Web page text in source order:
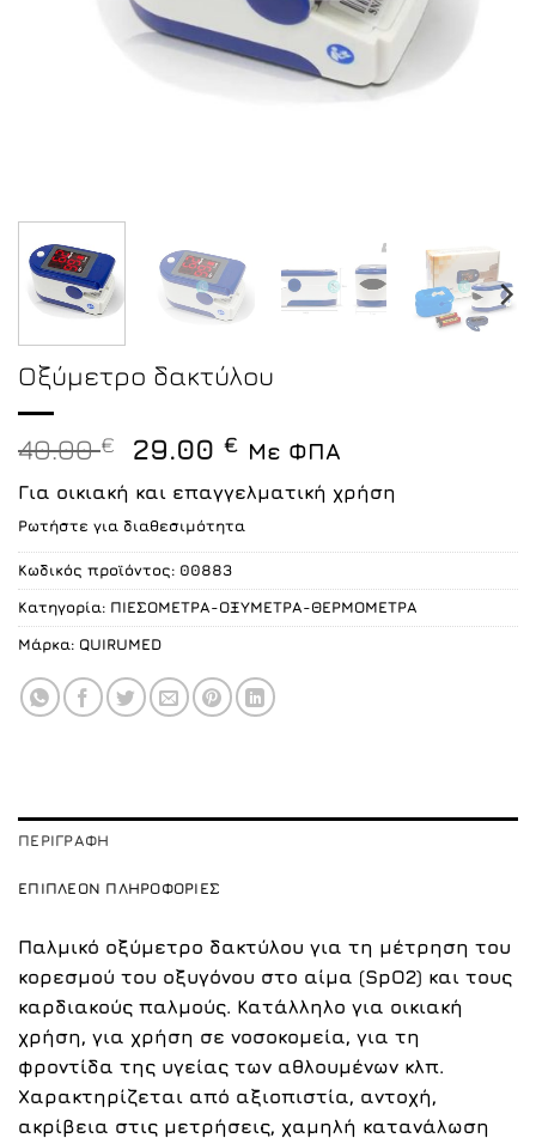
Οξύμετρο δακτύλου
40.00€
Original
was:
40.00 €.
29.00€Η
τρέχουσα
τιμή
είναι:
29.00 €.
Με ΦΠΑ
Για οικιακή και επαγγελματική χρήση
Ρωτήστε για διαθεσιμότητα
Κωδικός προϊόντος: 00883
Κατηγορία: ΠΙΕΣΟΜΕΤΡΑ-ΟΞΥΜΕΤΡΑ-ΘΕΡΜΟΜΕΤΡΑ
Μάρκα: QUIRUMED
ΠΕΡΙΓΡΑΦΉ
ΕΠΙΠΛΈΟΝ ΠΛΗΡΟΦΟΡΊΕΣ
Παλμικό οξύμετρο δακτύλου για τη μέτρηση του
κορεσμού του οξυγόνου στο αίμα (SpO2) και τους
καρδιακούς παλμούς. Κατάλληλο για οικιακή
χρήση, για χρήση σε νοσοκομεία, για τη
φροντίδα της υγείας των αθλουμένων κλπ.
Χαρακτηρίζεται από αξιοπιστία, αντοχή,
ακρίβεια στις μετρήσεις, χαμηλή κατανάλωση